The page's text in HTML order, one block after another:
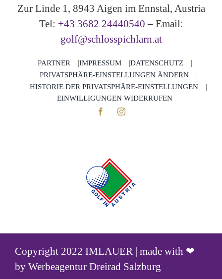
Zur Linde 1, 8943 Aigen im Ennstal, Austria
Tel: +43 3682 24440540 – Email:
golf@schlosspichlarn.at
PARTNER IMPRESSUM
DATENSCHUTZ
PRIVATSPHÄRE-EINSTELLUNGEN ÄNDERN
HISTORIE DER PRIVATSPHÄRE-EINSTELLUNGEN
EINWILLIGUNGEN WIDERRUFEN
Copyright 2022 IMLAUER | made with ❤
by Werbeagentur Dreirad Salzburg